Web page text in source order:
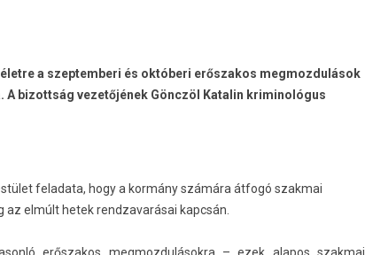
a szeptemberi és októberi erőszakos megmozdulások
bizottság vezetőjének Gönczöl Katalin kriminológus
feladata, hogy a kormány számára átfogó szakmai
elmúlt hetek rendzavarásai kapcsán.